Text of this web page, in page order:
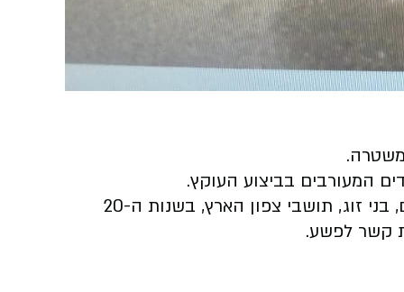
המעורבים בביצוע העוקץ.
עם מעבר החקירה לגלויה, לפני מספר שבועות, עצרו שוטרי מפלג הונאה של מחוז תל אביב שני חשודים, בני זוג, תושבי צפון הארץ, בשנות ה-20
קשר לפשע.